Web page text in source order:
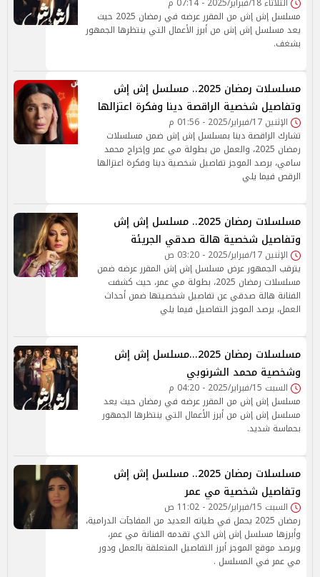
مسلسل إش إش من المقرر عرضه في رمضان 2025 حيث
يعد مسلسل إش إش من أبرز الأعمال التي ينتظرها الجمهور
بشغف.
مسلسلات رمضان 2025.. مسلسل إش إش
وتفاصيل شخصية الراقصة دينا وفكرة اعتزالها
الإثنين 17/فبراير/2025 - 01:56 م
تشارك الراقصة دينا بمسلسل إش إش ضمن مسلسلات
رمضان 2025، والعمل من بطولة مي عمر وإخراج محمد
سامي، يرصد الموجز تفاصيل شخصية دينا وفكرة اعتزالها
الرقص فيما يلي
مسلسلات رمضان 2025.. مسلسل إش إش
وتفاصيل شخصية هالة صدقي الجريئة
الإثنين 17/فبراير/2025 - 03:20 ص
يترقب الجمهور عرض مسلسل إش إش المقرر عرضه ضمن
مسلسلات رمضان 2025، بطولة مي عمر، حيث كشفت
الفنانة هالة صدقي عن تفاصيل شخصيتها ضمن أحداث
العمل، يرصد الموجز التفاصيل فيما يلي
مسلسلات رمضان 2025...مسلسل إش إش
وشخصية محمد الشرنوبي
السبت 15/فبراير/2025 - 04:20 م
مسلسل إش إش من المقرر عرضه في رمضان حيث يعد
مسلسل إش إش من أبرز الأعمال التي ينتظرها الجمهور
بحماسة شديد.
مسلسلات رمضان 2025.. مسلسل إش إش
وتفاصيل شخصية مي عمر
السبت 15/فبراير/2025 - 11:02 ص
رمضان 2025 يحمل في طياته العديد من المفاجآت الدرامية،
وأبرزها مسلسل إش إش الذي تقدمه الفنانة مي عمر،
ويرصد موقع الموجز أبرز التفاصيل المتعلقة بالعمل ودور
مي عمر في المسلسل .